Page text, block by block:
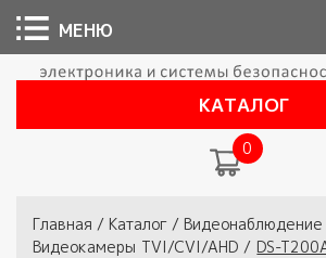
КАТАЛОГ
0
Вы здесь
Главная / Каталог / Видеонаблюдение
Видеокамеры TVI/CVI/AHD / DS-
МЕНЮ